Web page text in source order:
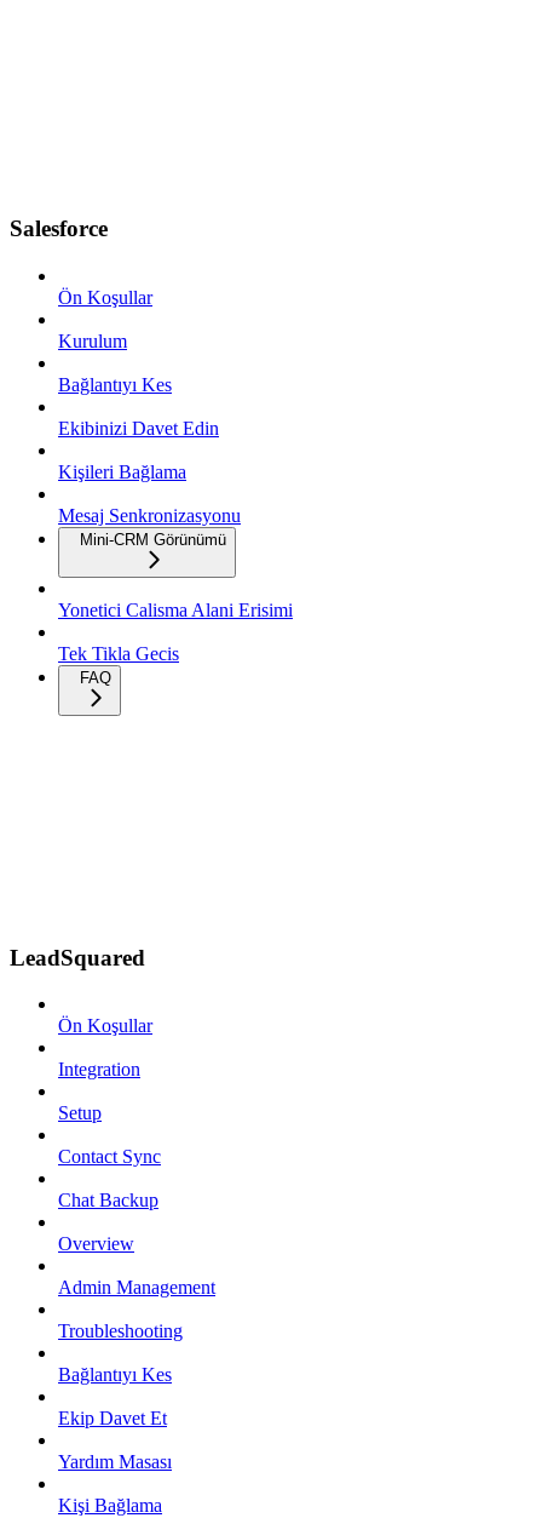
Salesforce
Ön Koşullar
Kurulum
Bağlantıyı Kes
Ekibinizi Davet Edin
Kişileri Bağlama
Mesaj Senkronizasyonu
Mini-CRM Görünümü
Yonetici Calisma Alani Erisimi
Tek Tikla Gecis
FAQ
LeadSquared
Ön Koşullar
Integration
Setup
Contact Sync
Chat Backup
Overview
Admin Management
Troubleshooting
Bağlantıyı Kes
Ekip Davet Et
Yardım Masası
Kişi Bağlama